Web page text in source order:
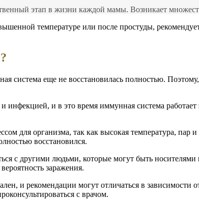
этап в жизни каждой мамы. Возникает
температуре или после простуды,
система еще не восстановилась полностью.
инфекцией, и в это время иммунная система
для организма, так как высокая температура, пар
восстановился.
с другими людьми, которые могут быть
заражения.
и рекомендации могут отличаться в зависимости
с врачом.